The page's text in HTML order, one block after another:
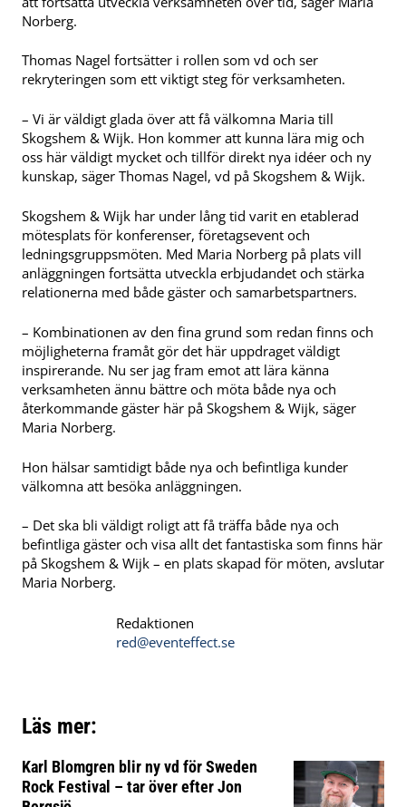
Norberg.
Thomas Nagel fortsätter i rollen som vd och ser
rekryteringen som ett viktigt steg för verksamheten.
– Vi är väldigt glada över att få välkomna Maria till
Skogshem & Wijk. Hon kommer att kunna lära mig och
oss här väldigt mycket och tillför direkt nya idéer och ny
kunskap, säger Thomas Nagel, vd på Skogshem & Wijk.
Skogshem & Wijk har under lång tid varit en etablerad
mötesplats för konferenser, företagsevent och
ledningsgruppsmöten. Med Maria Norberg på plats vill
anläggningen fortsätta utveckla erbjudandet och stärka
relationerna med både gäster och samarbetspartners.
– Kombinationen av den fina grund som redan finns och
möjligheterna framåt gör det här uppdraget väldigt
inspirerande. Nu ser jag fram emot att lära känna
verksamheten ännu bättre och möta både nya och
återkommande gäster här på Skogshem & Wijk, säger
Maria Norberg.
Hon hälsar samtidigt både nya och befintliga kunder
välkomna att besöka anläggningen.
– Det ska bli väldigt roligt att få träffa både nya och
befintliga gäster och visa allt det fantastiska som finns här
på Skogshem & Wijk – en plats skapad för möten, avslutar
Maria Norberg.
Redaktionen
red@eventeffect.se
Läs mer:
Karl Blomgren blir ny vd för Sweden
Rock Festival – tar över efter Jon